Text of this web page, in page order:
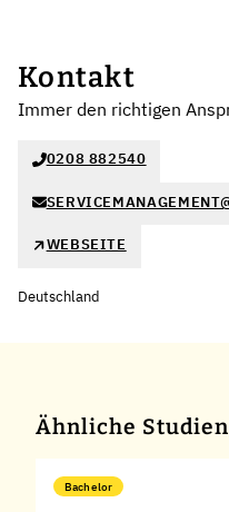
Kontakt
Immer den richtigen
0208 882540
WEBSEITE
Deutschland
Ähnliche
Bachelor